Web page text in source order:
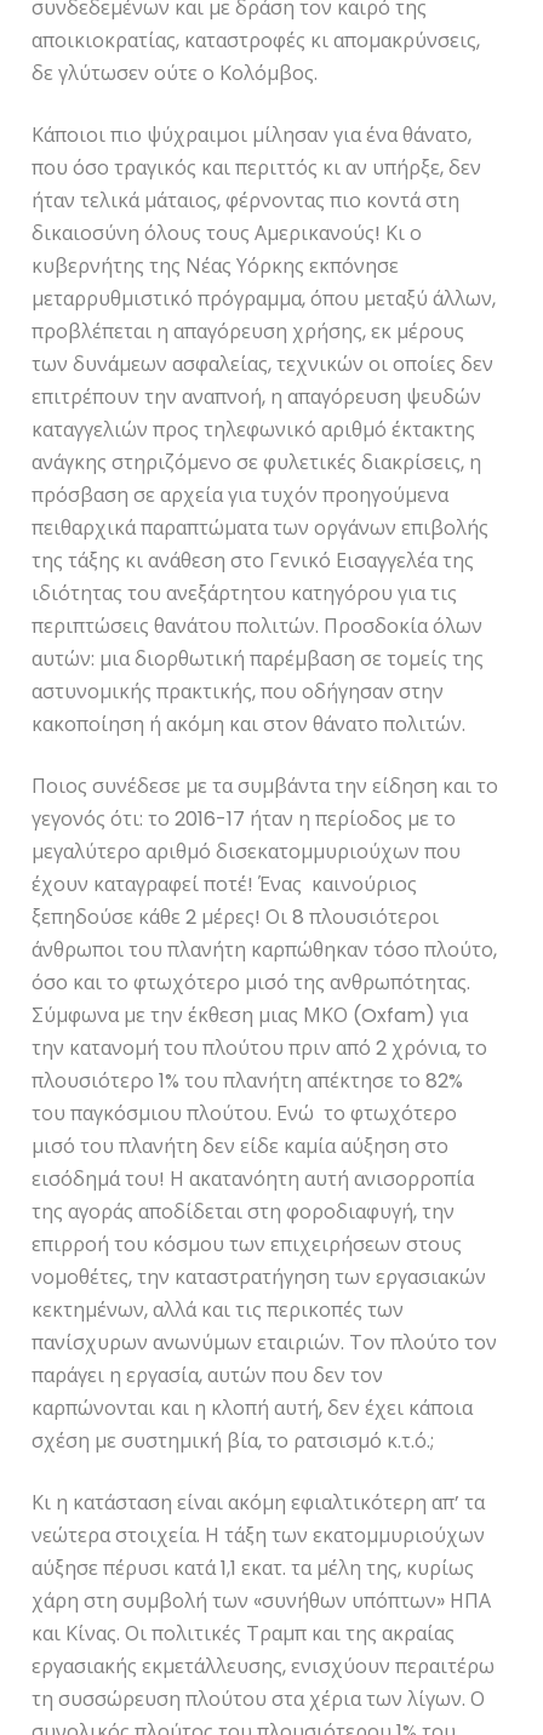
συνδεδεμένων και με δράση τον καιρό της
αποικιοκρατίας, καταστροφές κι απομακρύνσεις,
δε γλύτωσεν ούτε ο Κολόμβος.
Κάποιοι πιο ψύχραιμοι μίλησαν για ένα θάνατο,
που όσο τραγικός και περιττός κι αν υπήρξε, δεν
ήταν τελικά μάταιος, φέρνοντας πιο κοντά στη
δικαιοσύνη όλους τους Αμερικανούς! Κι ο
κυβερνήτης της Νέας Υόρκης εκπόνησε
μεταρρυθμιστικό πρόγραμμα, όπου μεταξύ άλλων,
προβλέπεται η απαγόρευση χρήσης, εκ μέρους
των δυνάμεων ασφαλείας, τεχνικών οι οποίες δεν
επιτρέπουν την αναπνοή, η απαγόρευση ψευδών
καταγγελιών προς τηλεφωνικό αριθμό έκτακτης
ανάγκης στηριζόμενο σε φυλετικές διακρίσεις, η
πρόσβαση σε αρχεία για τυχόν προηγούμενα
πειθαρχικά παραπτώματα των οργάνων επιβολής
της τάξης κι ανάθεση στο Γενικό Εισαγγελέα της
ιδιότητας του ανεξάρτητου κατηγόρου για τις
περιπτώσεις θανάτου πολιτών. Προσδοκία όλων
αυτών: μια διορθωτική παρέμβαση σε τομείς της
αστυνομικής πρακτικής, που οδήγησαν στην
κακοποίηση ή ακόμη και στον θάνατο πολιτών.
Ποιος συνέδεσε με τα συμβάντα την είδηση και το
γεγονός ότι: το 2016-17 ήταν η περίοδος με το
μεγαλύτερο αριθμό δισεκατομμυριούχων που
έχουν καταγραφεί ποτέ! Ένας καινούριος
ξεπηδούσε κάθε 2 μέρες! Οι 8 πλουσιότεροι
άνθρωποι του πλανήτη καρπώθηκαν τόσο πλούτο,
όσο και το φτωχότερο μισό της ανθρωπότητας.
Σύμφωνα με την έκθεση μιας ΜΚΟ (Oxfam) για
την κατανομή του πλούτου πριν από 2 χρόνια, το
πλουσιότερο 1% του πλανήτη απέκτησε το 82%
του παγκόσμιου πλούτου. Ενώ το φτωχότερο
μισό του πλανήτη δεν είδε καμία αύξηση στο
εισόδημά του! Η ακατανόητη αυτή ανισορροπία
της αγοράς αποδίδεται στη φοροδιαφυγή, την
επιρροή του κόσμου των επιχειρήσεων στους
νομοθέτες, την καταστρατήγηση των εργασιακών
κεκτημένων, αλλά και τις περικοπές των
πανίσχυρων ανωνύμων εταιριών. Τον πλούτο τον
παράγει η εργασία, αυτών που δεν τον
καρπώνονται και η κλοπή αυτή, δεν έχει κάποια
σχέση με συστημική βία, το ρατσισμό κ.τ.ό.;
Κι η κατάσταση είναι ακόμη εφιαλτικότερη απ’ τα
νεώτερα στοιχεία. Η τάξη των εκατομμυριούχων
αύξησε πέρυσι κατά 1,1 εκατ. τα μέλη της, κυρίως
χάρη στη συμβολή των «συνήθων υπόπτων» ΗΠΑ
και Κίνας. Οι πολιτικές Τραμπ και της ακραίας
εργασιακής εκμετάλλευσης, ενισχύουν περαιτέρω
τη συσσώρευση πλούτου στα χέρια των λίγων. Ο